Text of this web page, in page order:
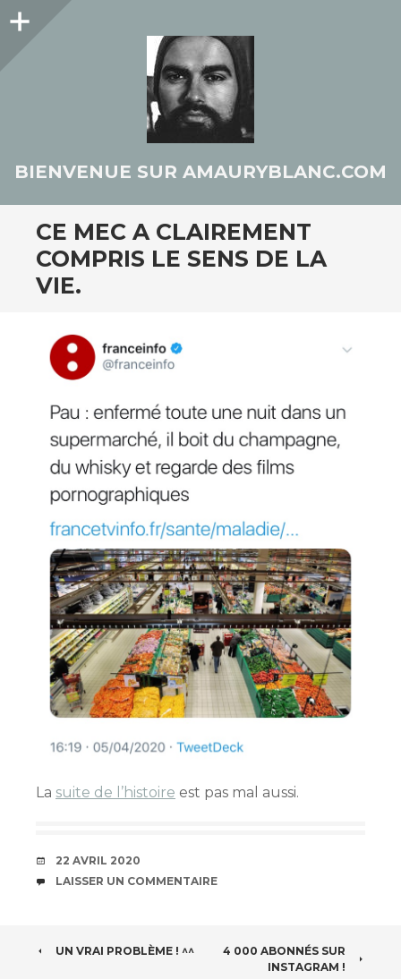
Colonne
BIENVENUE SUR AMAURYBLANC.COM
CE MEC A CLAIREMENT
COMPRIS LE SENS DE LA
VIE.
La suite de l’histoire est pas mal aussi.
DATE
22 AVRIL 2020
COMMENTAIRES
LAISSER UN COMMENTAIRE
NAVIGATION
UN VRAI PROBLÈME ! ^^
4 000 ABONNÉS SUR
INSTAGRAM !